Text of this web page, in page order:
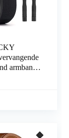
armband
groot